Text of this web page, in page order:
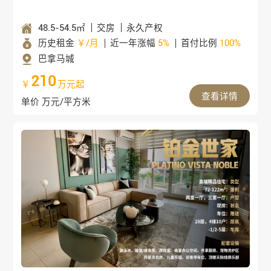
48.5-54.5㎡ 交房
永久产权
历史租金 ￥/月 近一年涨幅 5% 首付比例 100%
巴拿马城
￥ 210万元起
单价 万元/平方米
查看详情